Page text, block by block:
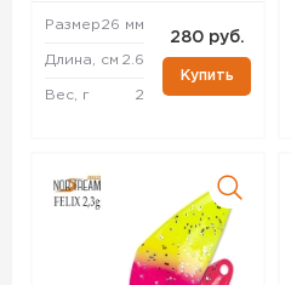
Размер26 мм
Длина, см 2.6
Вес, г 2
280 руб.
Купить